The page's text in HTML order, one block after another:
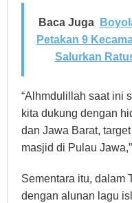
Baca Juga
Petakan 9
Salurkan
“Alhmdulillah saat ini
kita dukung dengan
dan Jawa Barat,
masjid di Pulau
Sementara itu, dalam
dengan alunan lagu